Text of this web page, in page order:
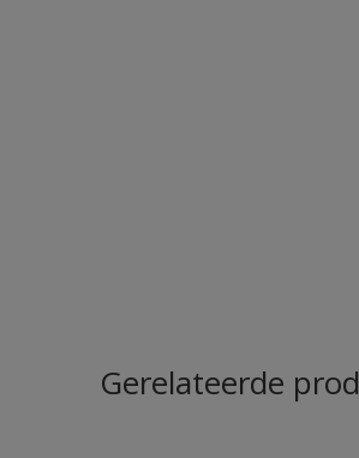
Gerelateerde